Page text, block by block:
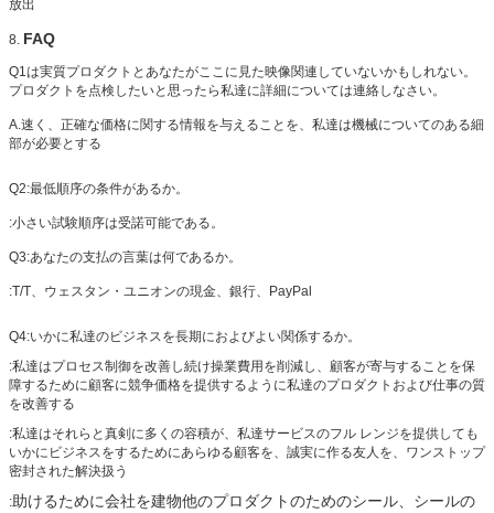
放出
8. FAQ
Q1は実質プロダクトとあなたがここに見た映像関連していないかもしれない。
プロダクトを点検したいと思ったら私達に詳細については連絡しなさい。
A.速く、正確な価格に関する情報を与えることを、私達は機械についてのある細
部が必要とする
Q2:最低順序の条件があるか。
:小さい試験順序は受諾可能である。
Q3:あなたの支払の言葉は何であるか。
:T/T、ウェスタン・ユニオンの現金、銀行、PayPal
Q4:いかに私達のビジネスを長期におよびよい関係するか。
:私達はプロセス制御を改善し続け操業費用を削減し、顧客が寄与することを保
障するために顧客に競争価格を提供するように私達のプロダクトおよび仕事の質
を改善する
:私達はそれらと真剣に多くの容積が、私達サービスのフル レンジを提供しても
いかにビジネスをするためにあらゆる顧客を、誠実に作る友人を、ワンストップ
密封された解決扱う
:助けるために会社を建物他のプロダクトのためのシール、シールの